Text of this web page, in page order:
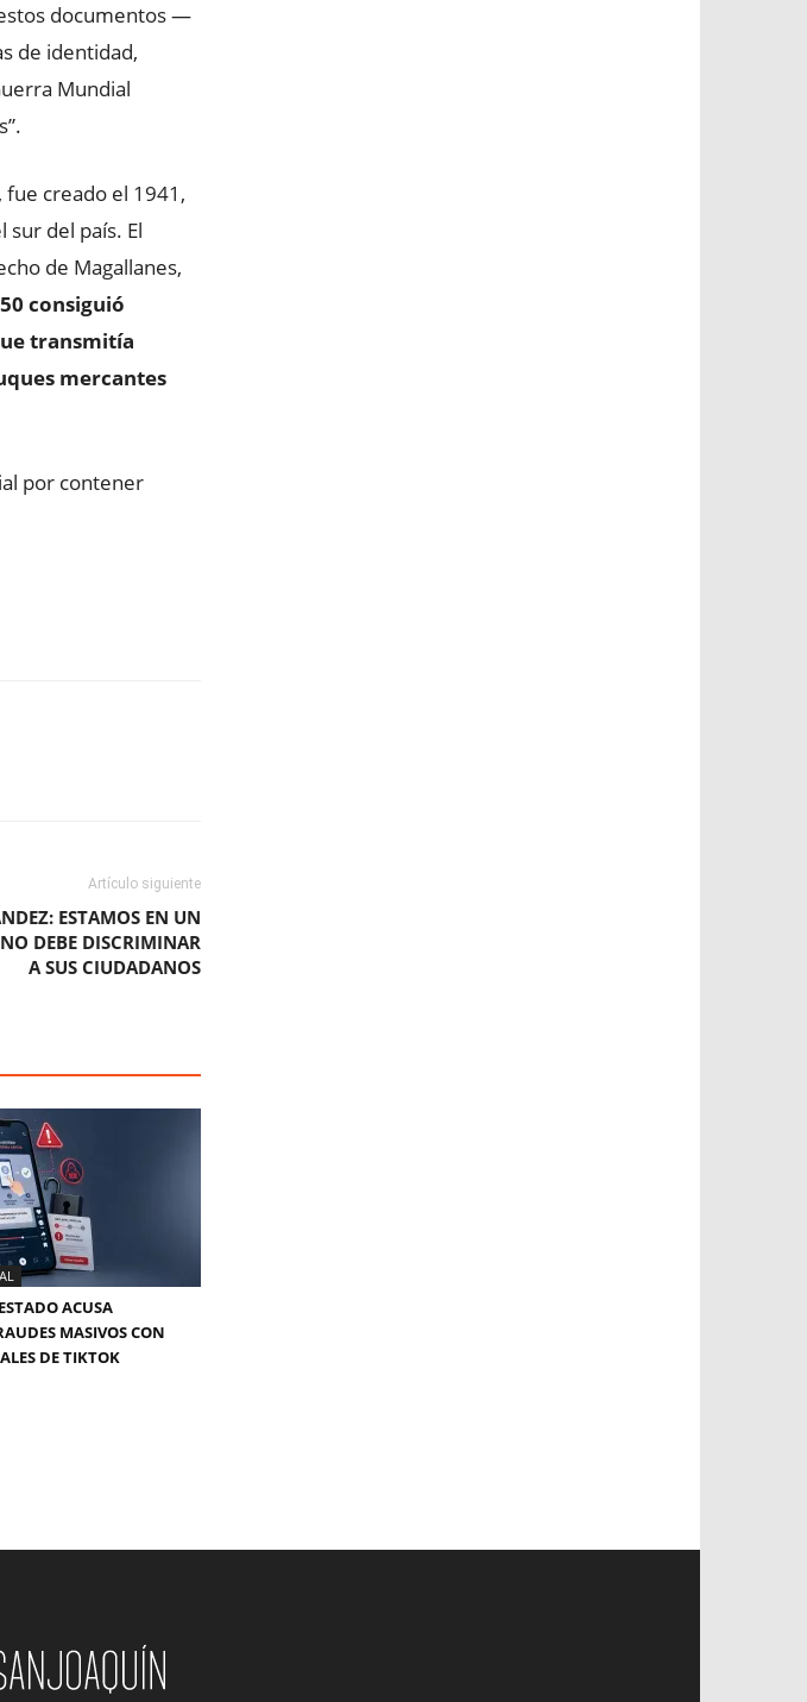
documentos —
de identidad,
Mundial
fue creado el 1941,
sur del país. El
de Magallanes,
consiguió
transmitía
mercantes
por contener
Artículo siguiente
ESTAMOS EN UN
DEBE DISCRIMINAR
A SUS CIUDADANOS
ACUSA
MASIVOS CON
DE TIKTOK